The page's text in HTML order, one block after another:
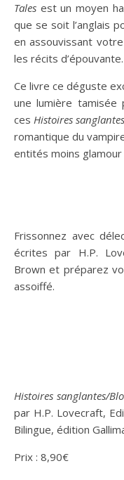
Tales est un moyen
que se soit l’anglais
en assouvissant
les récits d’épouvante.
Ce livre ce déguste
une lumière tamisée
cesHistoires
romantique du
entités moins
Frissonnez avec
écrites par H.P.
Brown et préparez
assoiffé.
Histoires sanglantes/
par H.P. Lovecraft,
Bilingue, édition
Prix : 8,90€